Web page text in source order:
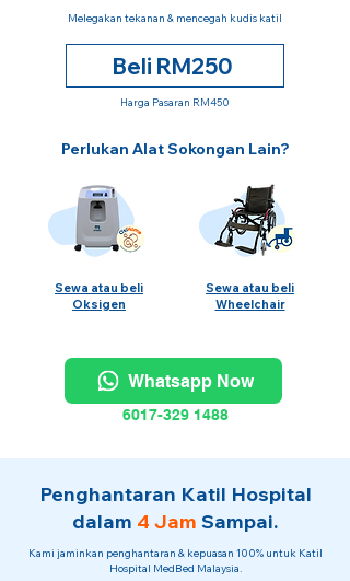
Melegakan tekanan & mencegah kudis katil
Beli RM250
Harga Pasaran RM450
Perlukan Alat Sokongan Lain?
Sewa atau beli
Oksigen
Sewa atau beli
Wheelchair
Whatsapp Now
6017-329 1488
Penghantaran Katil Hospital
dalam 4 Jam Sampai.
Kami jaminkan penghantaran & kepuasan 100% untuk Katil
Hospital MedBed Malaysia.